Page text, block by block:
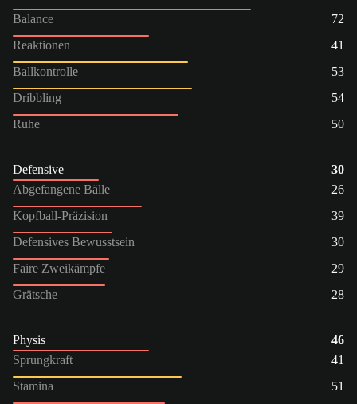
Balance
72
Reaktionen
41
Ballkontrolle
53
Dribbling
54
Ruhe
50
Defensive
30
Abgefangene Bälle
26
Kopfball-Präzision
39
Defensives Bewusstsein
30
Faire Zweikämpfe
29
Grätsche
28
Physis
46
Sprungkraft
41
Stamina
51